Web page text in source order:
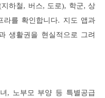
하철, 버스, 도로), 학군, 상
라를 확인합니다. 지도 앱과
생활권을 현실적으로 그려
, 노부모 부양 등 특별공급